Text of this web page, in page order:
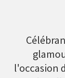
l'occasion